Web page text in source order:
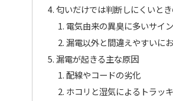
匂いだけでは判断しにくいと
電気由来の異臭に多いサイン
漏電以外と間違えやすいに
漏電が起きる主な原因
配線やコードの劣化
ホコリと湿気によるトラッ